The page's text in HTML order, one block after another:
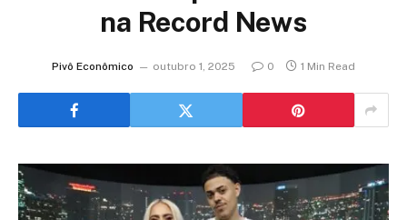
na Record News
Pivô Econômico outubro 1, 2025 0 1 Min Read